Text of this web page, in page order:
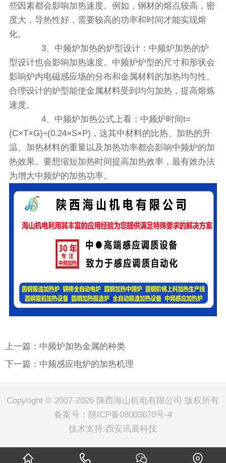
些因素都会影响加热速度。例如，钢材的熔点较高，密
度大，导热性好，需要较高的功率和时间才能实现熔
化。
3、中频炉加热的炉型设计：中频炉加热的炉
型设计也会影响加热速度。中频炉炉型的尺寸和形状会
影响炉内电磁感应场的分布和金属材料的加热均匀性。
合理设计的炉型能使金属材料受到均匀加热，提高熔炼
速度。
4、中频炉加热公式上看：中频炉时间t=
(C×T×G)÷(0.24×S×P)，这其中材料的比热、加热的升
温、加热材料的重量以及加热功率都会影响中频炉的加
热效果。要想缩短加热时间提高加热效率，最有效办法
为增大中频炉的加热功率。
上一篇：中频炉加热金属的种类
下一篇：中频感应电炉的加热机理
Copyright © 2007-2026 陕西海山机电有限公司 版权所有
备案号： 陕ICP备08003670号-4
技术支持: 西安讯展科技